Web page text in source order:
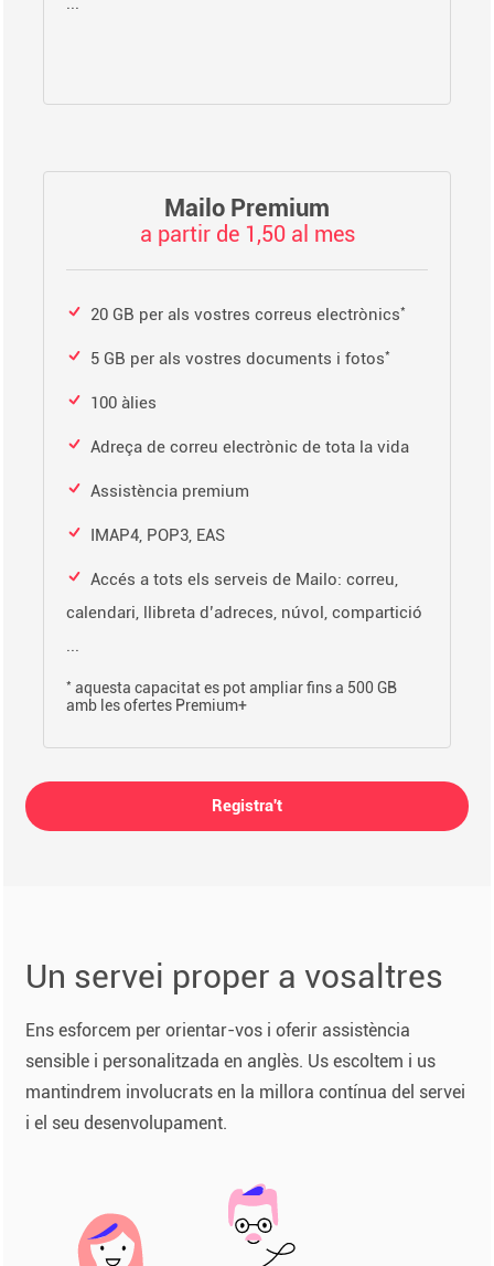
Mailo Premium
a partir de 1,50 al mes
20 GB per als vostres correus electrònics*
5 GB per als vostres documents i fotos*
100 àlies
Adreça de correu electrònic de tota la vida
Assistència premium
IMAP4, POP3, EAS
Accés a tots els serveis de Mailo: correu,
calendari, llibreta d’adreces, núvol, compartició
...
* aquesta capacitat es pot ampliar fins a 500 GB
amb les ofertes Premium+
Registra't
Un servei proper a vosaltres
Ens esforcem per orientar-vos i oferir assistència
sensible i personalitzada en anglès. Us escoltem i us
mantindrem involucrats en la millora contínua del servei
i el seu desenvolupament.